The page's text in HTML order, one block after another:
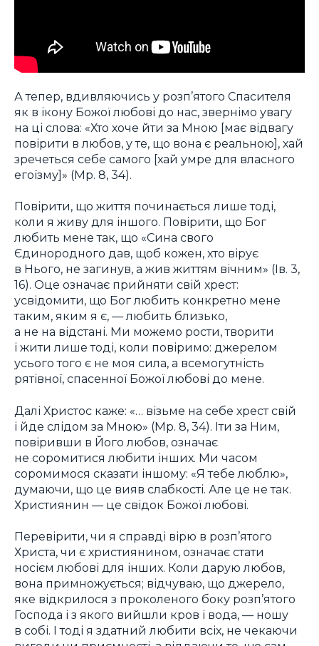
А тепер, вдивляючись у розп’ятого Спасителя
як в ікону Божої любові до нас, звернімо увагу
на ці слова: «Хто хоче йти за Мною [має відвагу
повірити в любов, у те, що вона є реальною], хай
зречеться себе самого [хай умре для власного
егоїзму]» (Мр. 8, 34).
Повірити, що життя починається лише тоді,
коли я живу для іншого. Повірити, що Бог
любить мене так, що «Сина свого
Єдинородного дав, щоб кожен, хто вірує
в Нього, не загинув, а жив життям вічним» (Ів. 3,
16). Оце означає прийняти свій хрест:
усвідомити, що Бог любить конкретно мене
таким, яким я є, — любить близько,
а не на відстані. Ми можемо рости, творити
і жити лише тоді, коли повіримо: джерелом
усього того є не моя сила, а всемогутність
рятівної, спасенної Божої любові до мене.
Далі Христос каже: «… візьме на себе хрест свій
і йде слідом за Мною» (Мр. 8, 34). Іти за Ним,
повіривши в Його любов, означає
не соромитися любити інших. Ми часом
соромимося сказати іншому: «Я тебе люблю»,
думаючи, що це вияв слабкості. Але це не так.
Християнин — це свідок Божої любові.
Перевірити, чи я справді вірю в розп’ятого
Христа, чи є християнином, означає стати
носієм любові для інших. Коли дарую любов,
вона примножується; відчуваю, що джерело,
яке відкрилося з проколеного боку розп’ятого
Господа і з якого вийшли кров і вода, — ношу
в собі. І тоді я здатний любити всіх, не чекаючи